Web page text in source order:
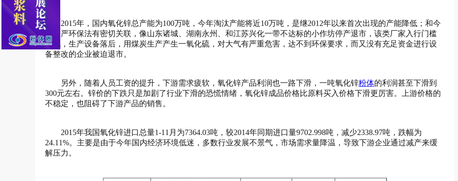
2015年，国内氧化锌总产能为100万吨，今年淘汰产能将近10万吨，是继2012年以来首次出现的产能降低；和今
年最严环保法有密切关联，像山东诸城、湖南永州、和江苏兴化一带不达标的小作坊停产退市，该类厂家入行门槛
较低，生产设备落后，用煤炭生产产生一氧化硫，对大气有严重危害，达不到环保要求，而又没有充足资金进行设
备整改的企业被迫退市。
另外，随着人员工资的提升，下游需求疲软，氧化锌产品利润也一路下滑，一吨氧化锌粉体的利润甚至下滑到
300元左右。锌价的下跌只是加剧了行业下滑的恐慌情绪，氧化锌成品价格比原料买入价格下滑更厉害。上游价格的
不稳定，也阻碍了下游产品的销售。
2015年我国氧化锌进口总量1-11月为7364.03吨，较2014年同期进口量9702.998吨，减少2338.97吨，跌幅为
24.11%。主要是由于今年国内经济环境低迷，多数行业发展不景气，市场需求量降温，导致下游企业通过减产来缓
解压力。